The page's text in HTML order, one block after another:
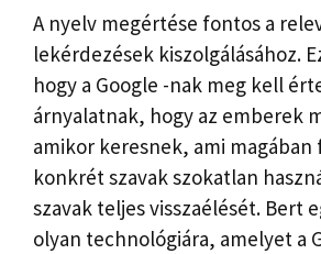
A nyelv megértése fontos a
lekérdezések kiszolgálásához.
hogy a Google -nak meg kell
árnyalatnak, hogy az emberek
amikor keresnek, ami magában
konkrét szavak szokatlan
szavak teljes visszaélését. Bert
olyan technológiára, amelyet a